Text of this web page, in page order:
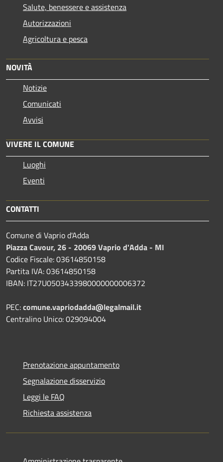
Salute, benessere e assistenza
Autorizzazioni
Agricoltura e pesca
NOVITÀ
Notizie
Comunicati
Avvisi
VIVERE IL COMUNE
Luoghi
Eventi
CONTATTI
Comune di Vaprio d'Adda
Piazza Cavour, 26 - 20069 Vaprio d'Adda - MI
Codice Fiscale: 03614850158
Partita IVA: 03614850158
IBAN: IT27U0503433980000000006372
PEC:comune.vapriodadda@legalmail.it
Centralino Unico: 029094004
Prenotazione appuntamento
Segnalazione disservizio
Leggi le FAQ
Richiesta assistenza